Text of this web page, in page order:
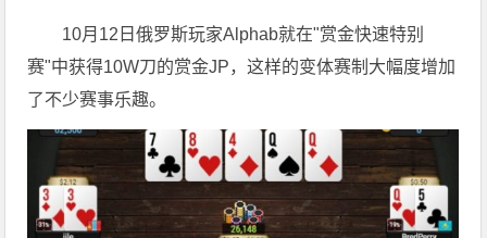
10月12日俄罗斯玩家Alphab就在"赏金快速特别
赛"中获得10W刀的赏金JP，这样的变体赛制大幅度增加
了不少赛事乐趣。